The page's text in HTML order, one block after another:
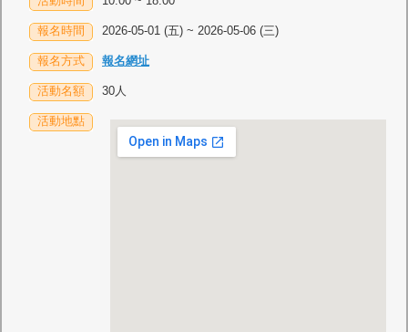
報名時間 2026-05-01 (五) ~ 2026-05-06 (三)
報名方式 報名網址
活動名額 30人
活動地點